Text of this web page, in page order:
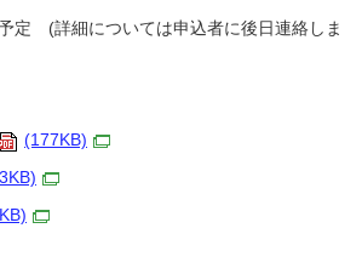
定 (詳細については申込者に後日連絡しま
(177KB)